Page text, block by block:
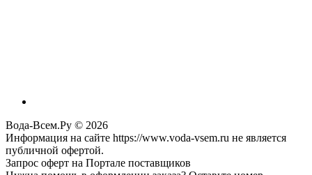
Вода-Всем.Ру © 2026
Информация на сайте https://www.voda-vsem.ru не является
публичной офертой.
Запрос оферт на Портале поставщиков